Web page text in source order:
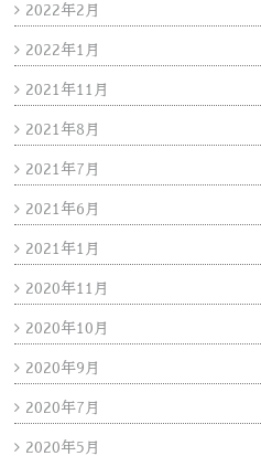
2022年2月
2022年1月
2021年11月
2021年8月
2021年7月
2021年6月
2021年1月
2020年11月
2020年10月
2020年9月
2020年7月
2020年5月